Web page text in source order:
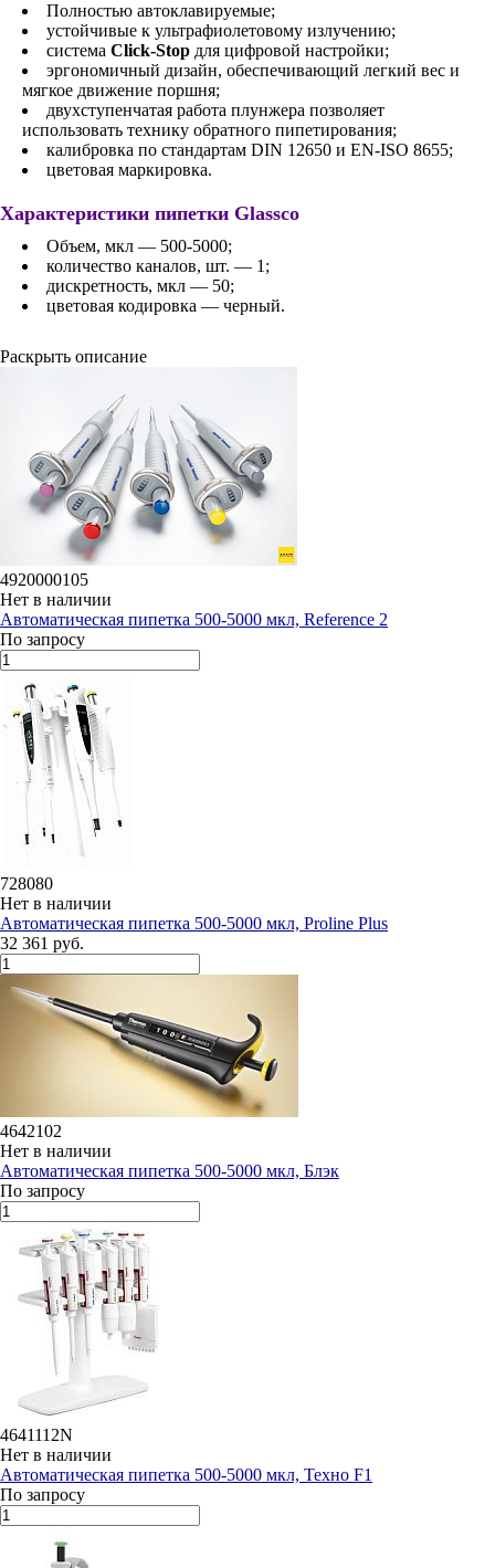
Полностью автоклавируемые;
устойчивые к ультрафиолетовому излучению;
система Click-Stop для цифровой настройки;
эргономичный дизайн, обеспечивающий легкий вес и
мягкое движение поршня;
двухступенчатая работа плунжера позволяет
использовать технику обратного пипетирования;
калибровка по стандартам DIN 12650 и EN-ISO 8655;
цветовая маркировка.
Характеристики пипетки Glassco
Объем, мкл — 500-5000;
количество каналов, шт. — 1;
дискретность, мкл — 50;
цветовая кодировка — черный.
Раскрыть описание
4920000105
Нет в наличии
Автоматическая пипетка 500-5000 мкл, Reference 2
По запросу
728080
Нет в наличии
Автоматическая пипетка 500-5000 мкл, Proline Plus
32 361 руб.
4642102
Нет в наличии
Автоматическая пипетка 500-5000 мкл, Блэк
По запросу
4641112N
Нет в наличии
Автоматическая пипетка 500-5000 мкл, Техно F1
По запросу